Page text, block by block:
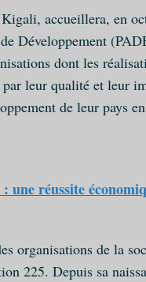
accueillera, en
Développement
dont les
leur qualité et leur
de leur pays
une réussite
organisations de la
225. Depuis sa